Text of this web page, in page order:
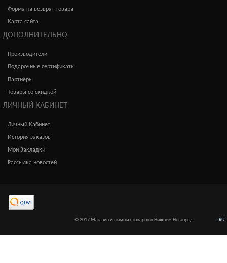
Форма на возврат товара
Карта сайта
ДОПОЛНИТЕЛЬНО
Производители
Подарочные сертификаты
Партнёры
Товары со скидкой
ЛИЧНЫЙ КАБИНЕТ
Личный Кабинет
История заказов
Мои Закладки
Рассылка новостей
© 2017 Магазин интимных товаров в Нижнем Новгороде Интимкис.RU